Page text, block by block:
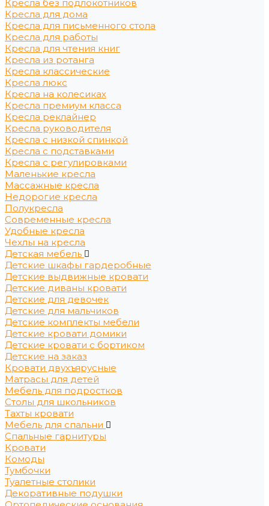
Кресла без подлокотников
Кресла для дома
Кресла для письменного стола
Кресла для работы
Кресла для чтения книг
Кресла из ротанга
Кресла классические
Кресла люкс
Кресла на колесиках
Кресла премиум класса
Кресла реклайнер
Кресла руководителя
Кресла с низкой спинкой
Кресла с подставками
Кресла с регулировками
Маленькие кресла
Массажные кресла
Недорогие кресла
Полукресла
Современные кресла
Удобные кресла
Чехлы на кресла
Детская мебель
Детские шкафы гардеробные
Детские выдвижные кровати
Детские диваны кровати
Детские для девочек
Детские для мальчиков
Детские комплекты мебели
Детские кровати домики
Детские кровати с бортиком
Детские на заказ
Кровати двухъярусные
Матрасы для детей
Мебель для подростков
Столы для школьников
Тахты кровати
Мебель для спальни
Спальные гарнитуры
Кровати
Комоды
Тумбочки
Туалетные столики
Декоративные подушки